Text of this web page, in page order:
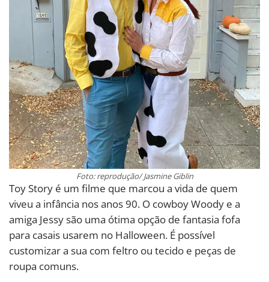
Foto: reprodução/ Jasmine Giblin
Toy Story é um filme que marcou a vida de quem
viveu a infância nos anos 90. O cowboy Woody e a
amiga Jessy são uma ótima opção de fantasia fofa
para casais usarem no Halloween. É possível
customizar a sua com feltro ou tecido e peças de
roupa comuns.